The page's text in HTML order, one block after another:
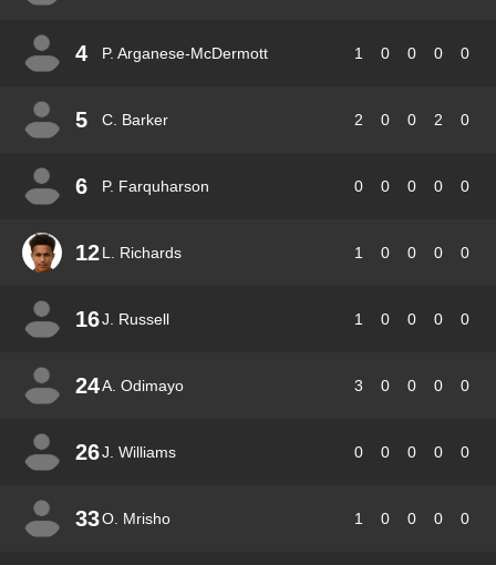
4 P. Arganese-McDermott 1 0 0 0 0
5 C. Barker 2 0 0 2 0
6 P. Farquharson 0 0 0 0 0
12L. Richards 1 0 0 0 0
16J. Russell 1 0 0 0 0
24A. Odimayo 3 0 0 0 0
26J. Williams 0 0 0 0 0
33O. Mrisho 1 0 0 0 0